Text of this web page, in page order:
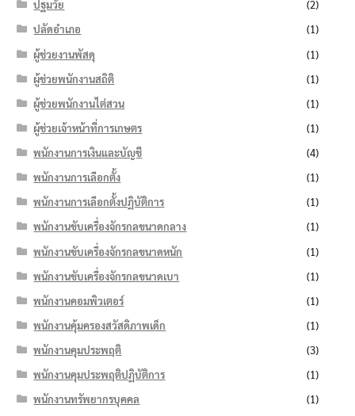
ปฐมวัย
(2)
ปลัดอำเภอ
(1)
ผู้ช่วยงานพัสดุ
(1)
ผู้ช่วยพนักงานสถิติ
(1)
ผู้ช่วยพนักงานไต่สวน
(1)
ผู้ช่วยเจ้าหน้าที่การเกษตร
(1)
พนักงานการเงินและบัญชี
(4)
พนักงานการเลือกตั้ง
(1)
พนักงานการเลือกตั้งปฏิบัติการ
(1)
พนักงานขับเครื่องจักรกลขนาดกลาง
(1)
พนักงานขับเครื่องจักรกลขนาดหนัก
(1)
พนักงานขับเครื่องจักรกลขนาดเบา
(1)
พนักงานคอมพิวเตอร์
(1)
พนักงานคุ้มครองสวัสดิภาพเด็ก
(1)
พนักงานคุมประพฤติ
(3)
พนักงานคุมประพฤติปฏิบัติการ
(1)
พนักงานทรัพยากรบุคคล
(1)